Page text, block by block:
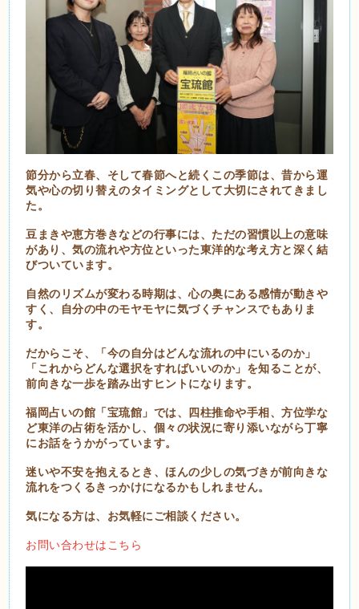
節分から立春、そして春節へと続くこの季節は、昔から運
気や心の切り替えのタイミングとして大切にされてきまし
た。
豆まきや恵方巻きなどの行事には、ただの習慣以上の意味
があり、気の流れや方位といった東洋的な考え方と深く結
びついています。
自然のリズムが変わる時期は、心の奥にある感情が動きや
すく、自分の中のモヤモヤに気づくチャンスでもありま
す。
だからこそ、「今の自分はどんな流れの中にいるのか」
「これからどんな選択をすればいいのか」を知ることが、
前向きな一歩を踏み出すヒントになります。
福岡占いの館「宝琉館」では、四柱推命や手相、方位学な
ど東洋の占術を活かし、個々の状況に寄り添いながら丁寧
にお話をうかがっています。
迷いや不安を抱えるとき、ほんの少しの気づきが前向きな
流れをつくるきっかけになるかもしれません。
気になる方は、お気軽にご相談ください。
お問い合わせはこちら